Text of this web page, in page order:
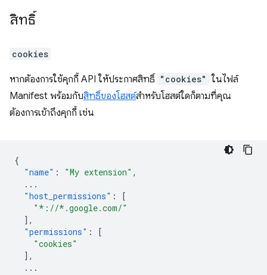
สิทธิ์
cookies
หากต้องการใช้คุกกี้ API ให้ประกาศสิทธิ์ "cookies" ในไฟล์
Manifest พร้อมกับสิทธิ์ของโฮสต์สำหรับโฮสต์ใดก็ตามที่คุณ
ต้องการเข้าถึงคุกกี้ เช่น
{
"name" : "My extension" ,
...
"host_permissions" :
[
"*://*.google.com/"
],
"permissions" :
[
"cookies"
],
...